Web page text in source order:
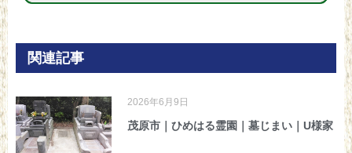
関連記事
茂原市｜ひめはる霊園｜墓じまい｜U様家
2026年6月9日